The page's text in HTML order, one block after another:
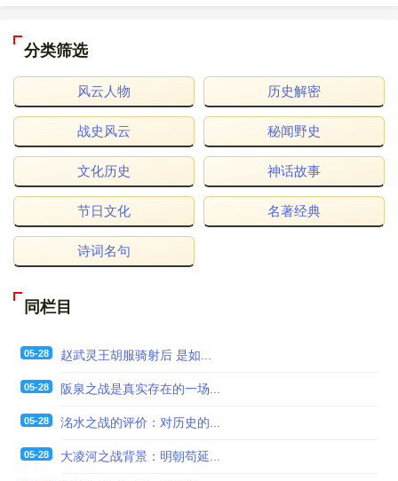
分类筛选
风云人物 历史解密
战史风云 秘闻野史
文化历史 神话故事
节日文化 名著经典
诗词名句
同栏目
05-28 赵武灵王胡服骑射后 是如...
05-28 阪泉之战是真实存在的一场...
05-28 洺水之战的评价：对历史的...
05-28 大凌河之战背景：明朝苟延...